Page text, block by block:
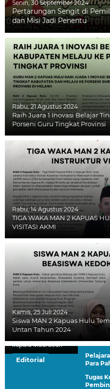
Senin, 30 September 2024
Pertarungan Sengit di
dan Misi Jadi Penentu
Rabu, 21 Agustus 2024
Raih Juara 1 Inovasi Belajar
Porseni Guru Tingkat Provinsi
Rabu, 14 Agustus 2024
TIGA WAKA MAN 2 KAPUAS
VISITASI AKMI
Kamis, 25 Juli 2024
Siswa MAN 2 Kapuas Hulu
Untan Tahun 2024
Editorial
Kepala Madrasah
Para
Tugas